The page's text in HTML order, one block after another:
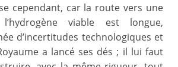
cependant, car la route vers une
viable est longue,
d’incertitudes technologiques et
a lancé ses dés ; il lui faut